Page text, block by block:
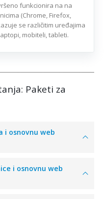
funkcionira na na
(Chrome, Firefox,
se različitim uređajima
mobiteli, tableti.
Paketi za
i osnovnu web
i osnovnu web